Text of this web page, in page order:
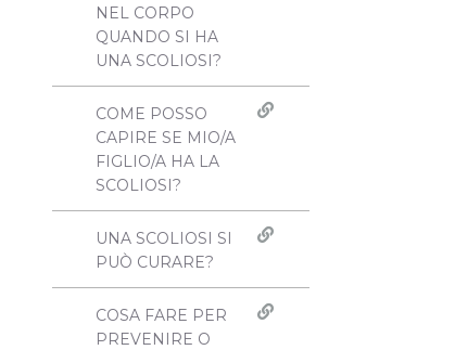
NEL CORPO
QUANDO SI HA
UNA SCOLIOSI?
COME POSSO
CAPIRE SE MIO/A
FIGLIO/A HA LA
SCOLIOSI?
UNA SCOLIOSI SI
PUÒ CURARE?
COSA FARE PER
PREVENIRE O